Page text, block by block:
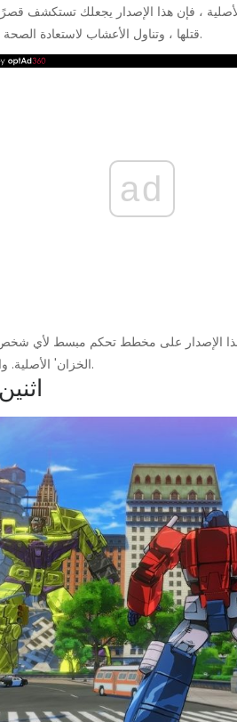
، فإن هذا الإصدار يجعلك تستكشف
قتلها ، وتناول الأعشاب لاستعادة الصحة واستخدام الآلات الكاتبة لحفظ لعبتك.
ad
هذا الإصدار على مخطط تحكم مبسط لأي
الخزان' الأصلية. والنتيجة هي لعبة جيدة تمامًا كما تتذكر.